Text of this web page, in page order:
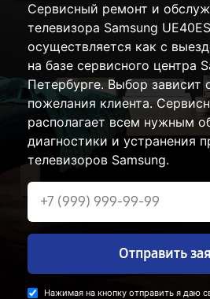
Сервисный ремонт и
телевизора Samsung
осуществляется как с
на базе сервисного центра
Петербурге. Выбор зависит
пожелания клиента.
располагает всем нужным
диагностики и устранения
телевизоров Samsung.
Отправить
Нажимая на кнопку отправить я даю